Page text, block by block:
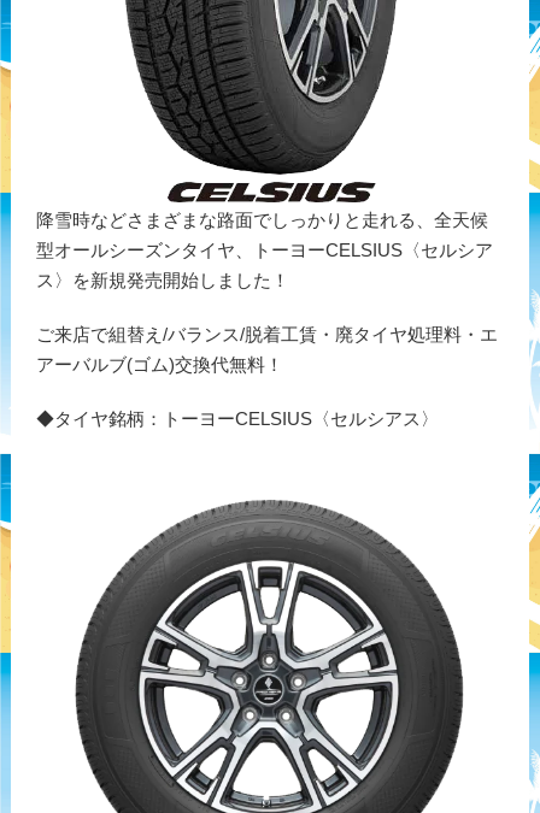
降雪時などさまざまな路面でしっかりと走れる、全天候
型オールシーズンタイヤ、トーヨーCELSIUS〈セルシア
ス〉を新規発売開始しました！
ご来店で組替え/バランス/脱着工賃・廃タイヤ処理料・エ
アーバルブ(ゴム)交換代無料！
◆タイヤ銘柄：トーヨーCELSIUS〈セルシアス〉